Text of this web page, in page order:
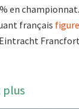
en
français
plus